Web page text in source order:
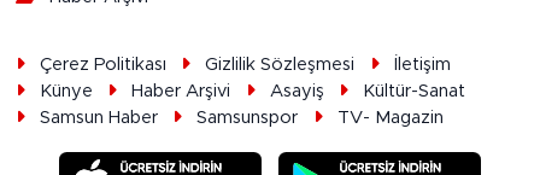
Çerez Politikası Gizlilik Sözleşmesi
İletişim
Künye
Haber Arşivi Asayiş
Kültür-Sanat
Samsun Haber
Samsunspor TV- Magazin